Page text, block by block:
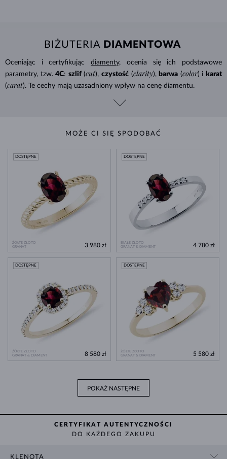
BIŻUTERIA DIAMENTOWA
Oceniając i certyfikującdiamenty, ocenia się ich podstawowe
parametry, tzw. 4C: szlif (cut), czystość (clarity), barwa (color) i karat
(carat). Te cechy mają uzasadniony wpływ na cenę diamentu.
MOŻE CI SIĘ SPODOBAĆ
ŻÓŁTE ZŁOTO
GRANAT
DOSTĘPNE
3 980 zł
BIAŁE ZŁOTO
GRANAT & DIAMENT
DOSTĘPNE
4 780 zł
ŻÓŁTE ZŁOTO
GRANAT & DIAMENT
DOSTĘPNE
8 580 zł
ŻÓŁTE ZŁOTO
GRANAT & DIAMENT
DOSTĘPNE
5 580 zł
POKAŻ NASTĘPNE
CERTYFIKAT AUTENTYCZNOŚCI
DO KAŻDEGO ZAKUPU
KLENOTA